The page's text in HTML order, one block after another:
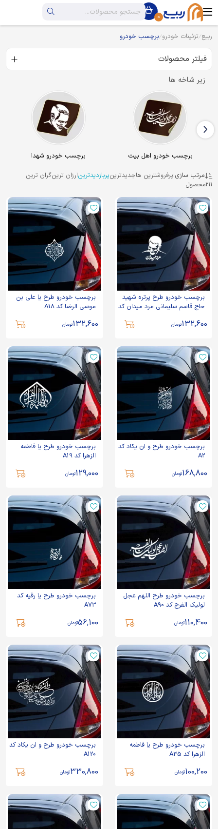
0
ربیع تزئینات خودرو برچسب خودرو
فیلتر محصولات
زیر شاخه ها
برچسب خودرو اهل بیت
برچسب خودرو شهدا
مرتب سازی:پرفروشترین هاجدیدترینپربازدیدترینارزان ترینگران ترین
211محصول
برچسب خودرو طرح پرتره شهید
حاج قاسم سلیمانی مرد میدان کد
132,600تومان
برچسب خودرو طرح یا علی بن
موسی الرضا کد A18
132,600تومان
برچسب خودرو طرح و ان یکاد کد
A2
168,800تومان
برچسب خودرو طرح یا فاطمه
الزهرا کد A19
129,000تومان
برچسب خودرو طرح اللهم عجل
لولیک الفرج کد A90
110,400تومان
برچسب خودرو طرح یا رقیه کد
A73
56,100تومان
برچسب خودرو طرح یا فاطمه
الزهرا کد A35
100,200تومان
برچسب خودرو طرح و ان یکاد کد
A120
330,800تومان